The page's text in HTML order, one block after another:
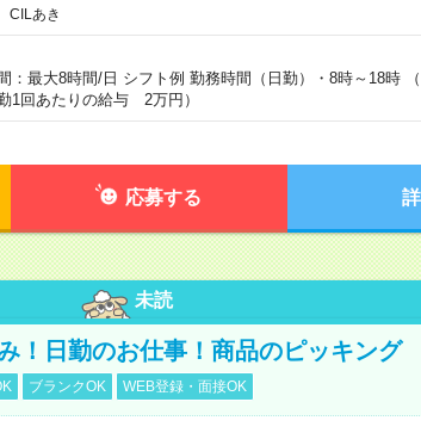
CILあき
：最大8時間/日 シフト例 勤務時間（日勤）・8時～18時
1回あたりの給与 2万円）
応募する
未読
！日勤のお仕事！商品のピッキング
ブランクOK WEB登録・面接OK